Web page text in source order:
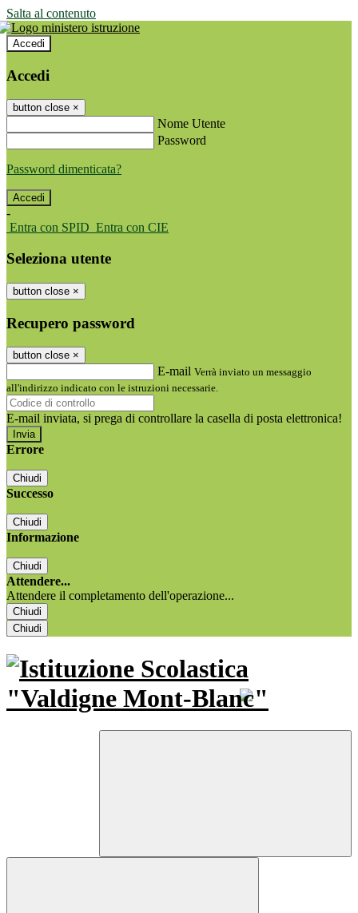
Salta al contenuto
Accedi
Accedi
button close ×
Nome Utente
Password
Password dimenticata?
-
Entra con SPID Entra con CIE
Seleziona utente
button close ×
Recupero password
button close ×
E-mail Verrà inviato un messaggio
all'indirizzo indicato con le istruzioni necessarie.
E-mail inviata, si prega di controllare la casella di posta elettronica!
Errore
Chiudi
Successo
Chiudi
Informazione
Chiudi
Attendere...
Attendere il completamento dell'operazione...
Chiudi
Chiudi